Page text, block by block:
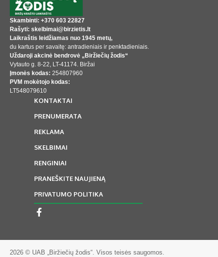
Skambinti: +370 603 22827
Rašyti: skelbimai@birzietis.lt
Laikraštis leidžiamas nuo 1945 metų,
du kartus per savaitę: antradieniais ir penktadieniais.
Uždaroji akcinė bendrovė „Biržiečių žodis“
Vytauto g. 8-22, LT-41174. Biržai
Įmonės kodas: 254807960
PVM mokėtojo kodas:
LT548079610
KONTAKTAI
PRENUMERATA
REKLAMA
SKELBIMAI
RENGINIAI
PRANEŠKITE NAUJIENĄ
PRIVATUMO POLITIKA
2026 © UAB „Biržiečių žodis“. Visos teisės saugomos.